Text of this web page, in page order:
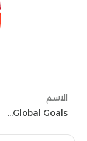
الاسم
Samsung Global Goals